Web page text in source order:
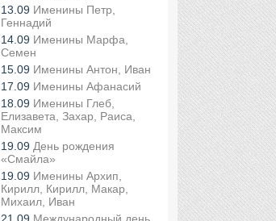
13.09 Именины Петр,
Геннадий
14.09 Именины Марфа,
Семен
15.09 Именины Антон, Иван
17.09 Именины Афанасий
18.09 Именины Глеб,
Елизавета, Захар, Раиса,
Максим
19.09 День рождения
«Смайла»
19.09 Именины Архип,
Кирилл, Кирилл, Макар,
Михаил, Иван
21.09 Международный день